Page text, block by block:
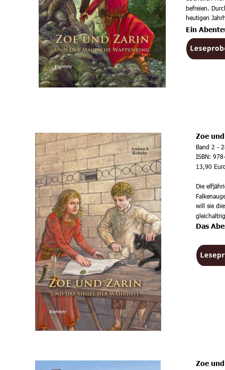
befreien.
heutigen
Ein
Zoe
Band 2 -
ISBN:
13,90
Die
will sie
Das
Zoe